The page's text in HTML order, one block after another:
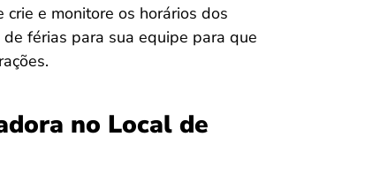
e monitore os horários dos
férias para sua equipe para que
no Local de